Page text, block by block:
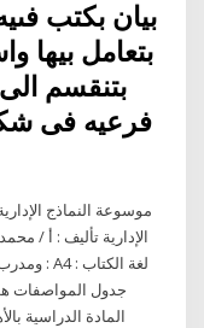
بيان بكتب
بتعامل بيها
بتنقسم
فرعيه فى
موسوعة النماذج
الإدارية تأليف : أ /
جدول المواصفات
المادة الدراسية